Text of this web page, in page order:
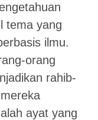
tema yang
ilmu.
orang
rahib-
ayat yang